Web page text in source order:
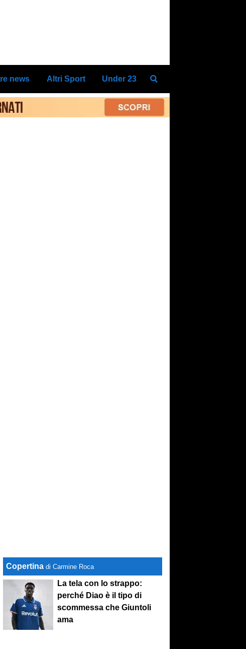
news Altri Sport Under 23
Copertina di Carmine Roca
La tela con lo strappo:
perché Diao è il tipo di
scommessa che Giuntoli
ama